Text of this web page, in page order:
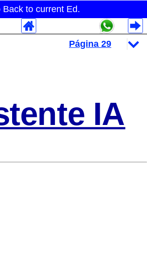
Back to current Ed.
IA
Rubros